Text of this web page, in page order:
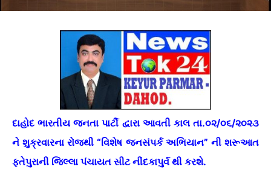
દાહોદ ભારતીય જનતા પાર્ટી દ્વારા આવતી કાલ તા.૦૨/૦૬/૨૦૨૩
ને શુક્રવારના રોજથી “વિશેષ જનસંપર્ક અભિયાન” ની શરૂઆત
ફતેપુરાની જિલ્લા પંચાયત સીટ નીંદકાપુર્વ થી કરશે.